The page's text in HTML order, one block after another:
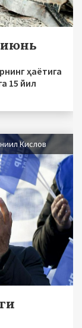
июнь
ҳаётига
15 йил
Кислов